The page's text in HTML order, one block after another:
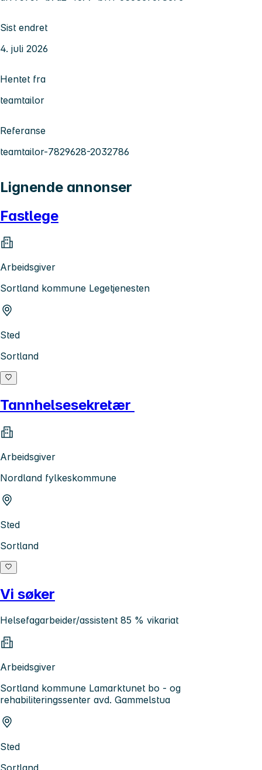
Sist endret
4. juli 2026
Hentet fra
teamtailor
Referanse
teamtailor-7829628-2032786
Lignende annonser
Fastlege
Arbeidsgiver
Sortland kommune Legetjenesten
Sted
Sortland
Tannhelsesekretær
Arbeidsgiver
Nordland fylkeskommune
Sted
Sortland
Vi søker
Helsefagarbeider/assistent 85 % vikariat
Arbeidsgiver
Sortland kommune Lamarktunet bo - og
rehabiliteringssenter avd. Gammelstua
Sted
Sortland